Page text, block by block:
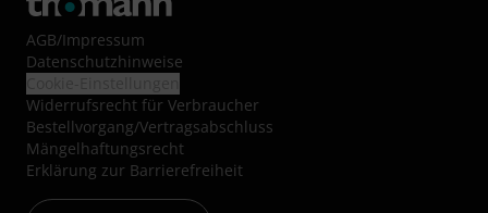
AGB/Impressum
Datenschutzhinweise
Widerrufsrecht für Verbraucher
Bestellvorgang/Vertragsabschluss
Mängelhaftungsrecht
Erklärung zur Barrierefreiheit